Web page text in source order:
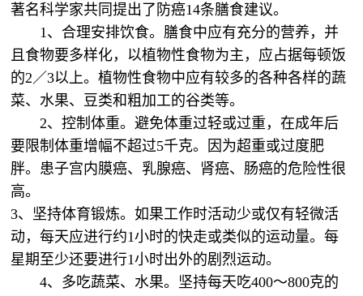
著名科学家共同提出了防癌14条膳食建议。
1、合理安排饮食。膳食中应有充分的营养，并
且食物要多样化，以植物性食物为主，应占据每顿饭
的2／3以上。植物性食物中应有较多的各种各样的蔬
菜、水果、豆类和粗加工的谷类等。
2、控制体重。避免体重过轻或过重，在成年后
要限制体重增幅不超过5千克。因为超重或过度肥
胖。患子宫内膜癌、乳腺癌、肾癌、肠癌的危险性很
高。
3、坚持体育锻炼。如果工作时活动少或仅有轻微活
动，每天应进行约1小时的快走或类似的运动量。每
星期至少还要进行1小时出外的剧烈运动。
4、多吃蔬菜、水果。坚持每天吃400～800克的